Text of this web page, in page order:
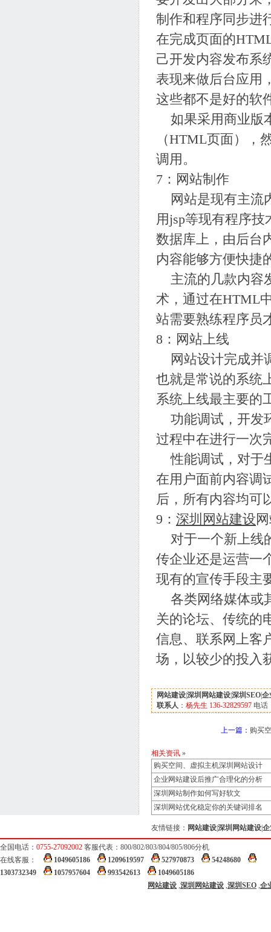
制作和程序同步进
在完成页面的
己开发内容发布系
表现来做后台应用
这些都不是好的软
如果采用商业版
（HTML页面），
调用。
7：网站制作
网站是现有主流
用jsp等现有程序
数据库上，由后台
内容能够方便快捷
主流的几款内容
术，通过在HTML
站需要熟练程序员
8：网站上线
网站设计完成并
也就是常说的系统
系统上线最主要的
功能调试，开发
过程中在进行一次
性能调试，对于
在用户面前内容调
后，所有内容均可
9： 深圳网站建设
对于一个新上线
传企业还是运营一
现有的宣传手段主
各类网络媒体或
关的论坛、传统的
信息、联系网上客
场，以较少的投入
网站建设深圳网站建设深圳SEO企
联系人 ： 杨先生 136-32829597 电话
上一篇： 购买
相关资讯 »
购买空间、虚拟主机深圳网站设计
企业网站建设后推广合理化的分析
深圳网站制作如何写好软文
深圳网站优化稳定你的关键词排名
友情链接： 网站建设深圳网站建设
全国电话： 0755-27092002 客服代表：800/802/803/804/805/806分机
在线客服：
1049605186 1209619597 527970873
54248680
1303732349
1057957604 993542613
1049605186
网站建设 ,深圳网站建设 ,深圳SEO ,企